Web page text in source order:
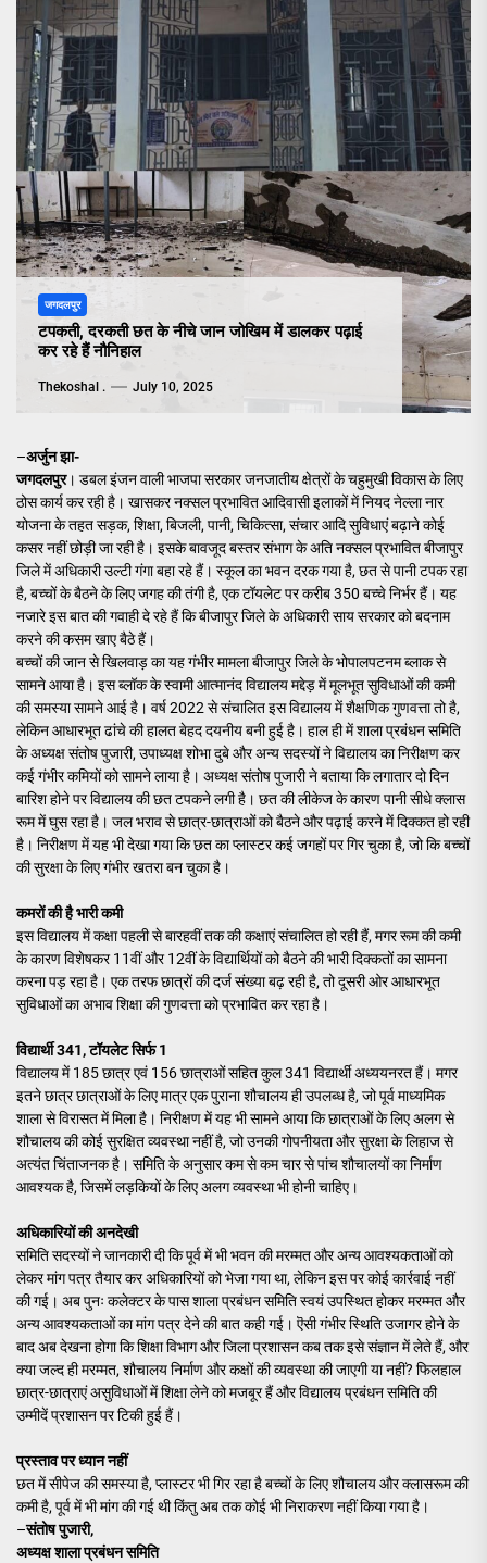
जगदलपुर
टपकती, दरकती छत के नीचे जान जोखिम में डालकर पढ़ाई
कर रहे हैं नौनिहाल
Thekoshal . July 10, 2025
–अर्जुन झा-
जगदलपुर। डबल इंजन वाली भाजपा सरकार जनजातीय क्षेत्रों के चहुमुखी विकास के लिए
ठोस कार्य कर रही है। खासकर नक्सल प्रभावित आदिवासी इलाकों में नियद नेल्ला नार
योजना के तहत सड़क, शिक्षा, बिजली, पानी, चिकित्सा, संचार आदि सुविधाएं बढ़ाने कोई
कसर नहीं छोड़ी जा रही है। इसके बावजूद बस्तर संभाग के अति नक्सल प्रभावित बीजापुर
जिले में अधिकारी उल्टी गंगा बहा रहे हैं। स्कूल का भवन दरक गया है, छत से पानी टपक रहा
है, बच्चों के बैठने के लिए जगह की तंगी है, एक टॉयलेट पर करीब 350 बच्चे निर्भर हैं। यह
नजारे इस बात की गवाही दे रहे हैं कि बीजापुर जिले के अधिकारी साय सरकार को बदनाम
करने की कसम खाए बैठे हैं।
बच्चों की जान से खिलवाड़ का यह गंभीर मामला बीजापुर जिले के भोपालपटनम ब्लाक से
सामने आया है। इस ब्लॉक के स्वामी आत्मानंद विद्यालय मद्देड़ में मूलभूत सुविधाओं की कमी
की समस्या सामने आई है। वर्ष 2022 से संचालित इस विद्यालय में शैक्षणिक गुणवत्ता तो है,
लेकिन आधारभूत ढांचे की हालत बेहद दयनीय बनी हुई है। हाल ही में शाला प्रबंधन समिति
के अध्यक्ष संतोष पुजारी, उपाध्यक्ष शोभा दुबे और अन्य सदस्यों ने विद्यालय का निरीक्षण कर
कई गंभीर कमियों को सामने लाया है। अध्यक्ष संतोष पुजारी ने बताया कि लगातार दो दिन
बारिश होने पर विद्यालय की छत टपकने लगी है। छत की लीकेज के कारण पानी सीधे क्लास
रूम में घुस रहा है। जल भराव से छात्र-छात्राओं को बैठने और पढ़ाई करने में दिक्कत हो रही
है। निरीक्षण में यह भी देखा गया कि छत का प्लास्टर कई जगहों पर गिर चुका है, जो कि बच्चों
की सुरक्षा के लिए गंभीर खतरा बन चुका है।
कमरों की है भारी कमी
इस विद्यालय में कक्षा पहली से बारहवीं तक की कक्षाएं संचालित हो रही हैं, मगर रूम की कमी
के कारण विशेषकर 11वीं और 12वीं के विद्यार्थियों को बैठने की भारी दिक्कतों का सामना
करना पड़ रहा है। एक तरफ छात्रों की दर्ज संख्या बढ़ रही है, तो दूसरी ओर आधारभूत
सुविधाओं का अभाव शिक्षा की गुणवत्ता को प्रभावित कर रहा है।
विद्यार्थी 341, टॉयलेट सिर्फ 1
विद्यालय में 185 छात्र एवं 156 छात्राओं सहित कुल 341 विद्यार्थी अध्ययनरत हैं। मगर
इतने छात्र छात्राओं के लिए मात्र एक पुराना शौचालय ही उपलब्ध है, जो पूर्व माध्यमिक
शाला से विरासत में मिला है। निरीक्षण में यह भी सामने आया कि छात्राओं के लिए अलग से
शौचालय की कोई सुरक्षित व्यवस्था नहीं है, जो उनकी गोपनीयता और सुरक्षा के लिहाज से
अत्यंत चिंताजनक है। समिति के अनुसार कम से कम चार से पांच शौचालयों का निर्माण
आवश्यक है, जिसमें लड़कियों के लिए अलग व्यवस्था भी होनी चाहिए।
अधिकारियों की अनदेखी
समिति सदस्यों ने जानकारी दी कि पूर्व में भी भवन की मरम्मत और अन्य आवश्यकताओं को
लेकर मांग पत्र तैयार कर अधिकारियों को भेजा गया था, लेकिन इस पर कोई कार्रवाई नहीं
की गई। अब पुनः कलेक्टर के पास शाला प्रबंधन समिति स्वयं उपस्थित होकर मरम्मत और
अन्य आवश्यकताओं का मांग पत्र देने की बात कही गई। ऎसी गंभीर स्थिति उजागर होने के
बाद अब देखना होगा कि शिक्षा विभाग और जिला प्रशासन कब तक इसे संज्ञान में लेते हैं, और
क्या जल्द ही मरम्मत, शौचालय निर्माण और कक्षों की व्यवस्था की जाएगी या नहीं? फिलहाल
छात्र-छात्राएं असुविधाओं में शिक्षा लेने को मजबूर हैं और विद्यालय प्रबंधन समिति की
उम्मीदें प्रशासन पर टिकी हुई हैं।
प्रस्ताव पर ध्यान नहीं
छत में सीपेज की समस्या है, प्लास्टर भी गिर रहा है बच्चों के लिए शौचालय और क्लासरूम की
कमी है, पूर्व में भी मांग की गई थी किंतु अब तक कोई भी निराकरण नहीं किया गया है।
–संतोष पुजारी,
अध्यक्ष शाला प्रबंधन समिति